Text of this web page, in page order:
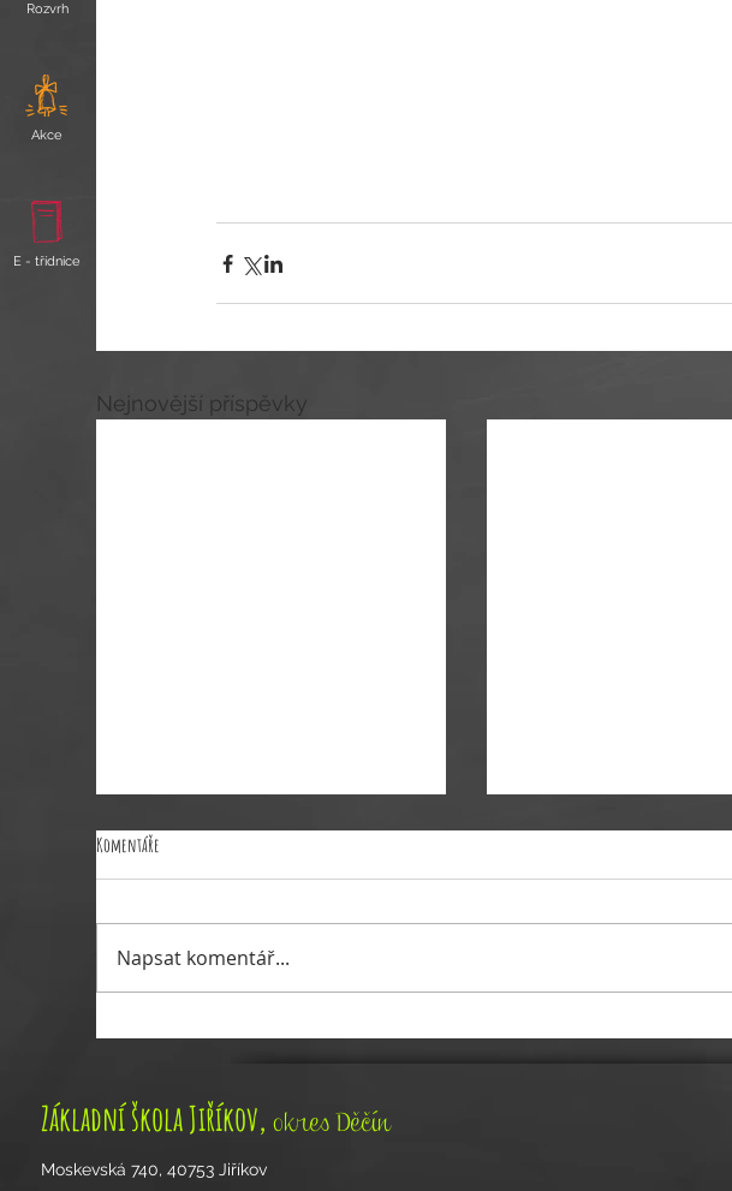
Rozvrh
Akce
E - třídnice
Nejnovější příspěvky
VÝDEJ OBĚDU 26.6.2026
Komentáře
Napsat komentář...
Základní škola Jiříkov,okres Děčín
Moskevská 740, 40753 Jiříkov